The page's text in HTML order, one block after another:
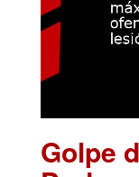
Golpe